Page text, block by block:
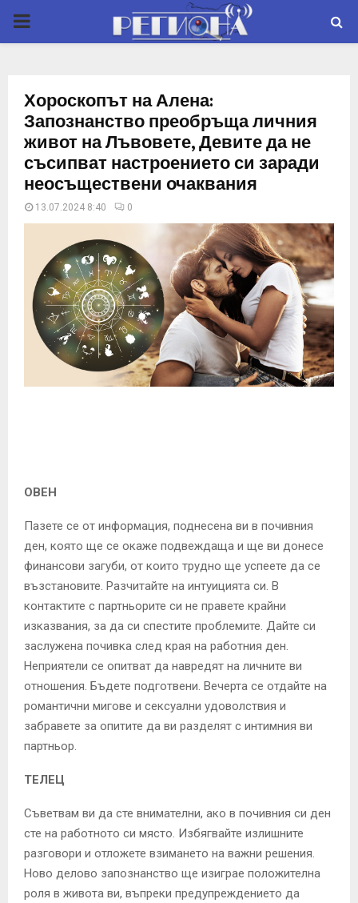
P
M
A
Хороскопът на Алена:
Запознанство преобръща личния
живот на Лъвовете, Девите да не
съсипват настроението си заради
неосъществени очаквания
13.07.2024 8:40 0
ОВЕН
Пазете се от информация, поднесена ви в почивния
ден, която ще се окаже подвеждаща и ще ви донесе
финансови загуби, от които трудно ще успеете да се
възстановите. Разчитайте на интуицията си. В
контактите с партньорите си не правете крайни
изказвания, за да си спестите проблемите. Дайте си
заслужена почивка след края на работния ден.
Неприятели се опитват да навредят на личните ви
отношения. Бъдете подготвени. Вечерта се отдайте на
романтични мигове и сексуални удоволствия и
забравете за опитите да ви разделят с интимния ви
партньор.
ТЕЛЕЦ
Съветвам ви да сте внимателни, ако в почивния си ден
сте на работното си място. Избягвайте излишните
разговори и отложете взимането на важни решения.
Ново делово запознанство ще изиграе положителна
роля в живота ви, въпреки предупреждението да